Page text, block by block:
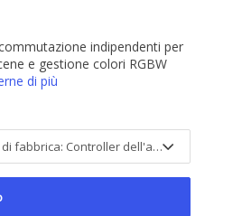
indipendenti per
e gestione colori RGBW
di più